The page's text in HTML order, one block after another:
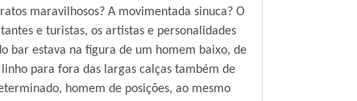
maravilhosos? A movimentada sinuca? O
e turistas, os artistas e personalidades
bar estava na figura de um homem baixo, de
para fora das largas calças também de
homem de posições, ao mesmo